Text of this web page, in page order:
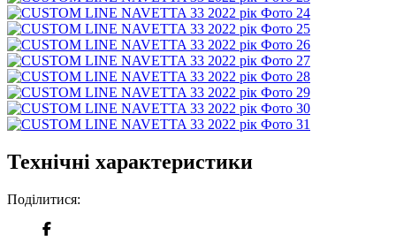
Технічні характеристики
Поділитися: